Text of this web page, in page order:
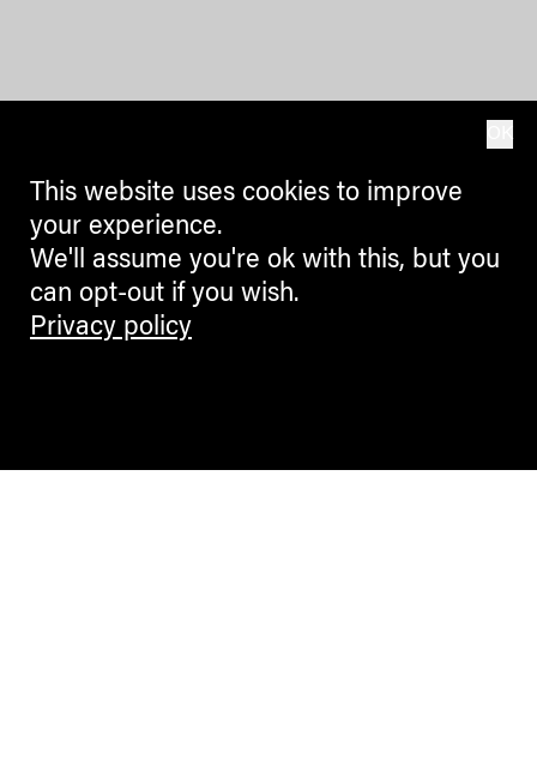
This website uses cookies to improve
your experience.
We'll assume you're ok with this, but you
can opt-out if you wish.
Privacy policy